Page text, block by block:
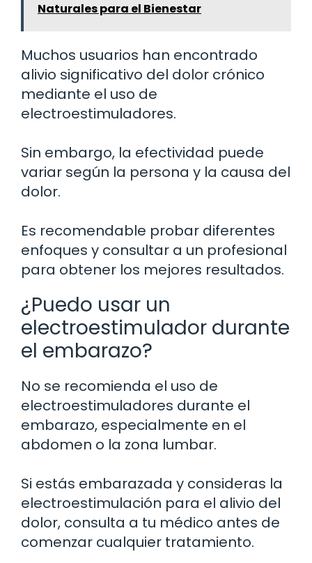
Naturales para el Bienestar
Muchos usuarios han encontrado
alivio significativo del dolor crónico
mediante el uso de
electroestimuladores.
Sin embargo, la efectividad puede
variar según la persona y la causa del
dolor.
Es recomendable probar diferentes
enfoques y consultar a un profesional
para obtener los mejores resultados.
¿Puedo usar un
electroestimulador durante
el embarazo?
No se recomienda el uso de
electroestimuladores durante el
embarazo, especialmente en el
abdomen o la zona lumbar.
Si estás embarazada y consideras la
electroestimulación para el alivio del
dolor, consulta a tu médico antes de
comenzar cualquier tratamiento.